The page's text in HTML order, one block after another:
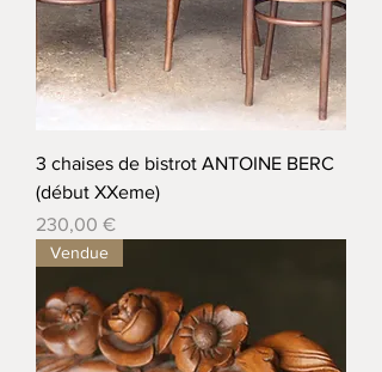
3 chaises de bistrot ANTOINE BERC
(début XXeme)
Prix
230,00 €
Vendue